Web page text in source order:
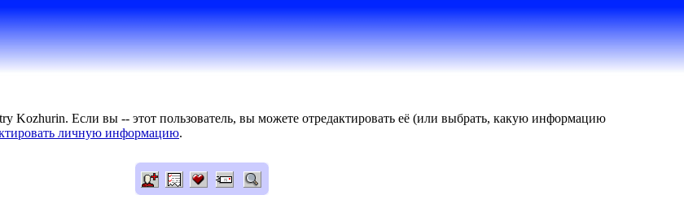
Kozhurin. Если вы -- этот пользователь, вы можете отредактировать её (или выбрать, какую информацию
личную информацию.